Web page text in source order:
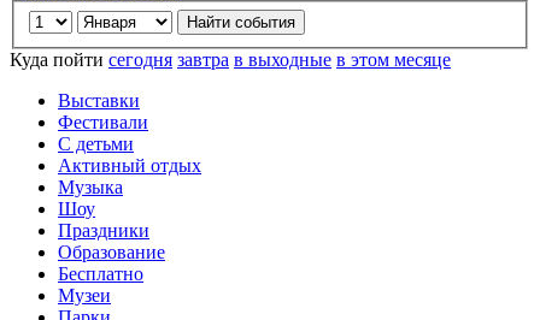
Куда пойти сегодня завтра в выходные в этом месяце
Выставки
Фестивали
С детьми
Активный отдых
Музыка
Шоу
Праздники
Образование
Бесплатно
Музеи